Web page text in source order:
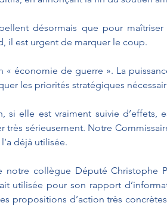
désormais que pour
il est urgent de marquer le coup.
« économie de guerre ». La
les priorités stratégiques
si elle est vraiment suivie
très sérieusement. Notre
déjà utilisée.
notre collègue Député Christophe
utilisée pour son rapport
propositions d’action très